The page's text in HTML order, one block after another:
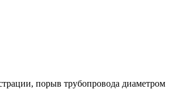
порыв трубопровода диаметром